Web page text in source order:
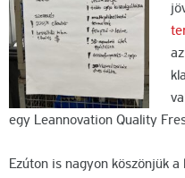
egy Leannovation Quality
Ezúton is nagyon köszönjük